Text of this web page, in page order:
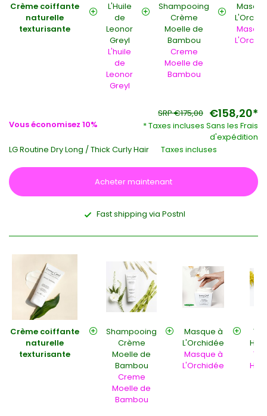
Crème coiffante
naturelle
texturisante
L'Huile
de
Leonor
Greyl
L'huile
de
Leonor
Greyl
Shampooing
Crème
Moelle de
Bambou
Creme
Moelle de
Bambou
Vous économisez 10%
SRP €175,00 €158,20*
* Taxes incluses Sans les Frais
d'expédition
LG Routine Dry Long / Thick Curly Hair
Taxes incluses
Acheter maintenant
Fast shipping via Postnl
Crème coiffante
naturelle
texturisante
Shampooing
Crème
Moelle de
Bambou
Creme
Moelle de
Bambou
Masque à
L'Orchidée
Masque à
L'Orchidée